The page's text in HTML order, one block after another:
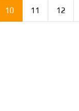
10 11 12